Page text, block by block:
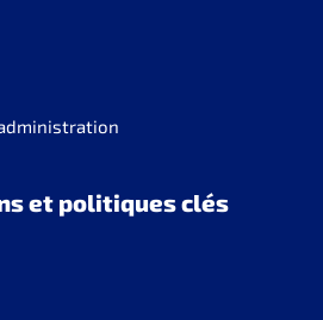
et politiques clés